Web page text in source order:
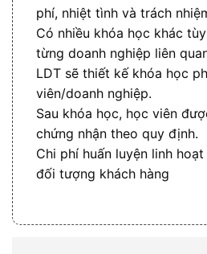
phí, nhiệt tình và trách
Có nhiều khóa học khác
từng doanh nghiệp liên
LDT sẽ thiết kế khóa học
viên/doanh nghiệp.
Sau khóa học, học viên
chứng nhận theo quy định.
Chi phí huấn luyện linh
đối tượng khách hàng